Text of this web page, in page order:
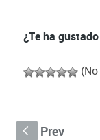
¿Te ha
(No
S Prev